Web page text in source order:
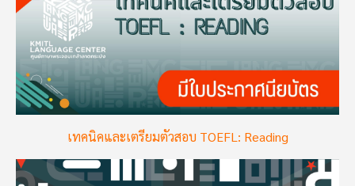
เทคนิคและเตรียมตัวสอบ TOEFL: Reading
Image